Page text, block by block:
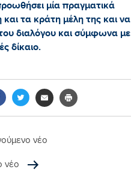
μία πραγματικά
τα κράτη μέλη της και να
διαλόγου και σύμφωνα με
δίκαιο.
νέο
νέο